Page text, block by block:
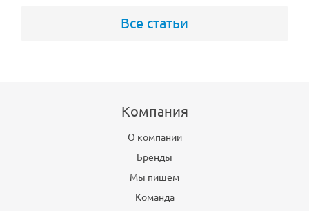
Все статьи
Компания
О компании
Бренды
Мы пишем
Команда